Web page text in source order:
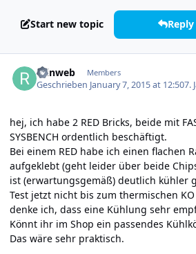
Start new topic
reinweb Members
Geschrieben January 7, 2015 at 12:507.
hej, ich habe 2 RED Bricks, beide mit
SYSBENCH ordentlich beschäftigt.
Bei einem RED habe ich einen flachen
aufgeklebt (geht leider über beide
ist (erwartungsgemäß) deutlich kühler
Test jetzt nicht bis zum thermischen
denke ich, dass eine Kühlung sehr
Könnt ihr im Shop ein passendes
Das wäre sehr praktisch.